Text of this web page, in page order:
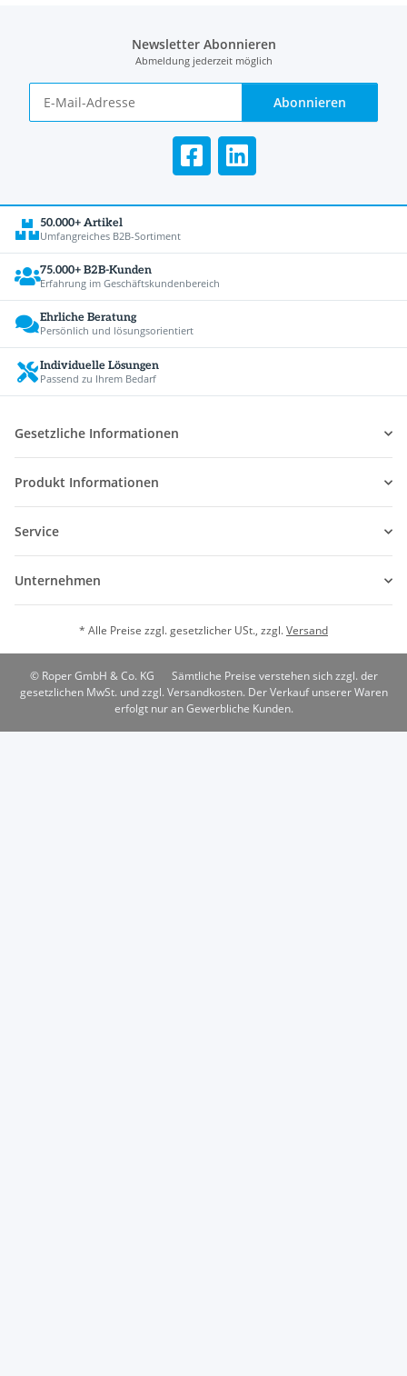
Newsletter Abonnieren
Abmeldung jederzeit möglich
Abonnieren
50.000+ Artikel
Umfangreiches B2B-Sortiment
75.000+ B2B-Kunden
Erfahrung im Geschäftskundenbereich
Ehrliche Beratung
Persönlich und lösungsorientiert
Individuelle Lösungen
Passend zu Ihrem Bedarf
Gesetzliche Informationen
Produkt Informationen
Service
Unternehmen
* Alle Preise zzgl. gesetzlicher USt., zzgl.Versand
© Roper GmbH & Co. KG
Sämtliche Preise verstehen sich zzgl. der
gesetzlichen MwSt. und zzgl. Versandkosten. Der Verkauf unserer Waren
erfolgt nur an Gewerbliche Kunden.